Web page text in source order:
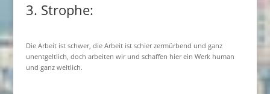
3. Strophe:
Die Arbeit ist schwer, die Arbeit ist schier zermürbend und ganz
unentgeltlich, doch arbeiten wir und schaffen hier ein Werk human
und ganz weltlich.